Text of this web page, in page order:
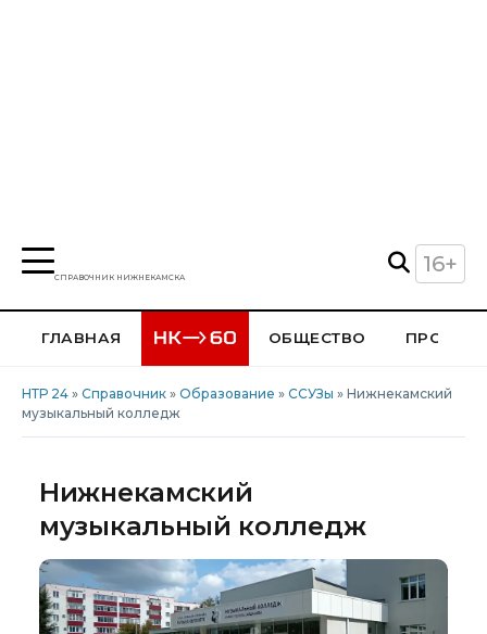
СПРАВОЧНИК НИЖНЕКАМСКА
16+
ГЛАВНАЯ ОБЩЕСТВО
НТР 24 » Справочник » Образование » ССУЗы » Нижнекамский
музыкальный колледж
Нижнекамский
музыкальный колледж